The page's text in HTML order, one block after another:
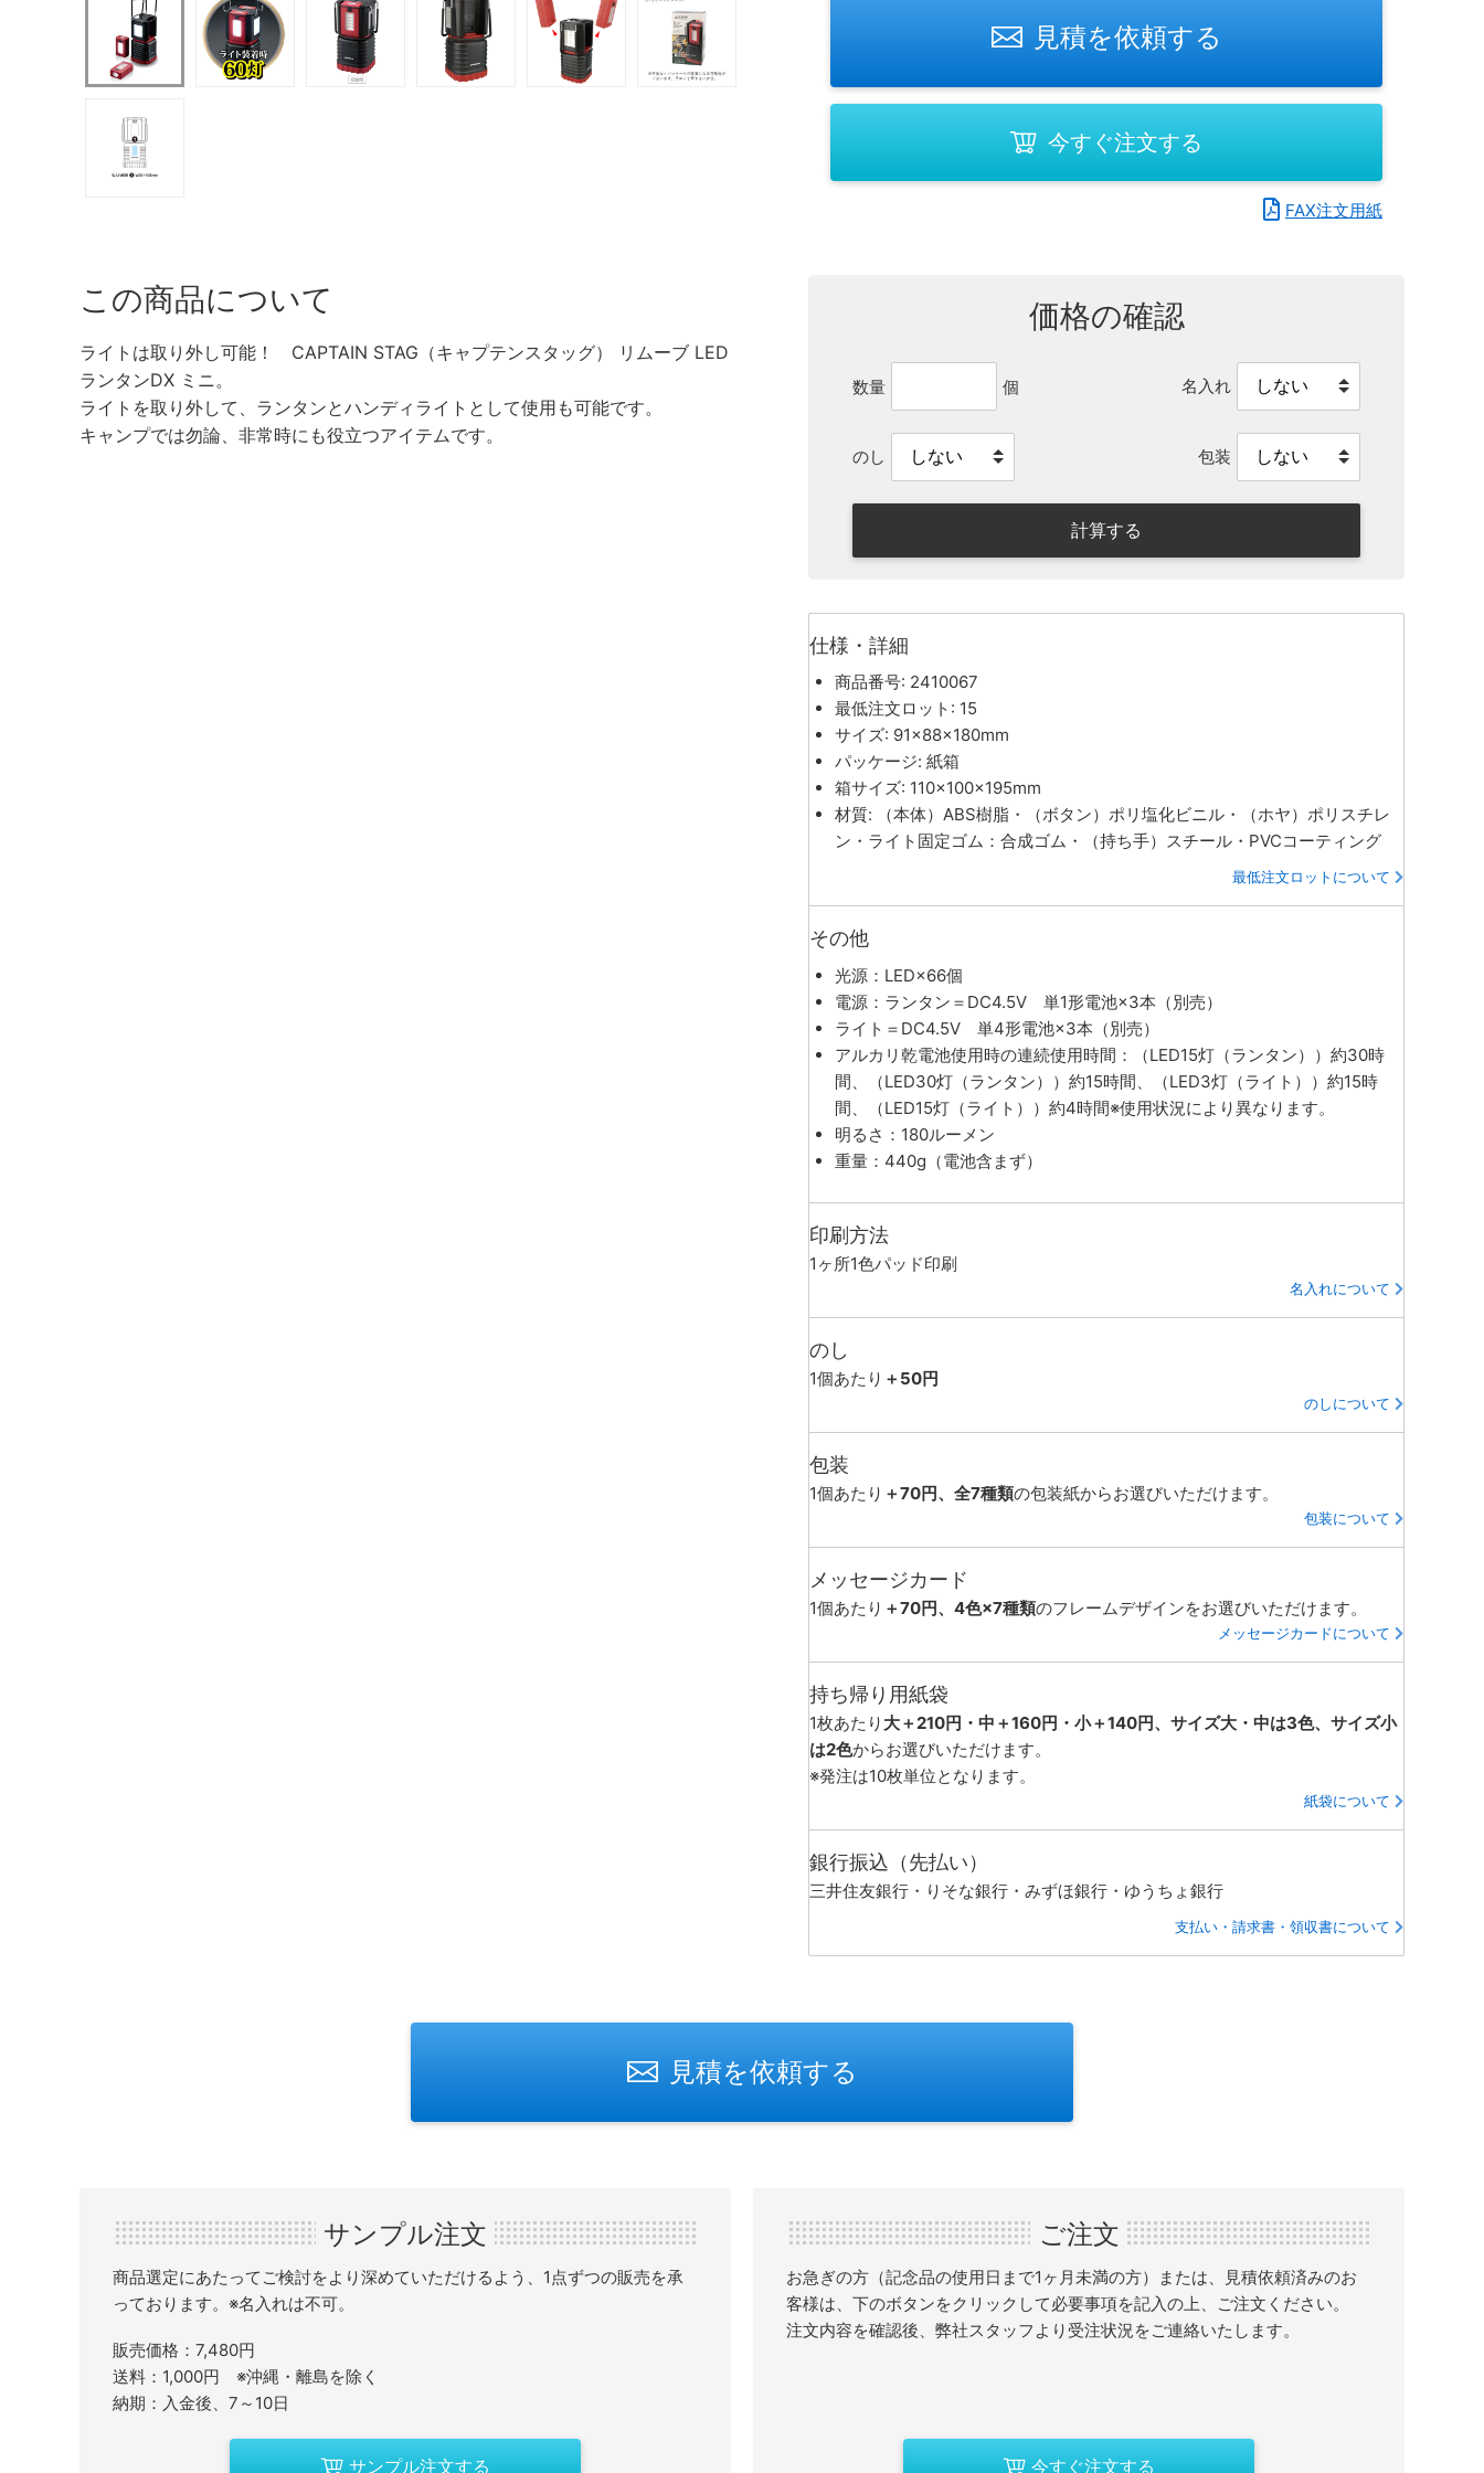
見積を依頼する
今すぐ注文する
FAX注文用紙
この商品について
ライトは取り外し可能！ CAPTAIN STAG（キャプテンスタッグ） リムーブ LED
ランタンDX ミニ。
ライトを取り外して、ランタンとハンディライトとして使用も可能です。
キャンプでは勿論、非常時にも役立つアイテムです。
価格の確認
数量 個 名入れ
のし 包装
計算する
仕様・詳細
商品番号: 2410067
最低注文ロット: 15
サイズ: 91×88×180mm
パッケージ: 紙箱
箱サイズ: 110×100×195mm
材質: （本体）ABS樹脂・（ボタン）ポリ塩化ビニル・（ホヤ）ポリスチレ
ン・ライト固定ゴム：合成ゴム・（持ち手）スチール・PVCコーティング
最低注文ロットについて
その他
光源：LED×66個
電源：ランタン＝DC4.5V 単1形電池×3本（別売）
ライト＝DC4.5V 単4形電池×3本（別売）
アルカリ乾電池使用時の連続使用時間：（LED15灯（ランタン））約30時
間、（LED30灯（ランタン））約15時間、（LED3灯（ライト））約15時
間、（LED15灯（ライト））約4時間※使用状況により異なります。
明るさ：180ルーメン
重量：440g（電池含まず）
印刷方法
1ヶ所1色パッド印刷
名入れについて
のし
1個あたり ＋50円
のしについて
包装
1個あたり ＋70円、全7種類の包装紙からお選びいただけます。
包装について
メッセージカード
1個あたり ＋70円、4色×7種類のフレームデザインをお選びいただけます。
メッセージカードについて
持ち帰り用紙袋
1枚あたり 大＋210円・中＋160円・小＋140円、サイズ大・中は3色、サイズ小
は2色からお選びいただけます。
※発注は10枚単位となります。
紙袋について
銀行振込（先払い）
三井住友銀行・りそな銀行・みずほ銀行・ゆうちょ銀行
支払い・請求書・領収書について
見積を依頼する
サンプル注文
商品選定にあたってご検討をより深めていただけるよう、1点ずつの販売を承
っております。※名入れは不可。
販売価格：7,480円
送料：1,000円 ※沖縄・離島を除く
納期：入金後、7～10日
サンプル注文する
ご注文
お急ぎの方（記念品の使用日まで1ヶ月未満の方）または、見積依頼済みのお
客様は、下のボタンをクリックして必要事項を記入の上、ご注文ください。
注文内容を確認後、弊社スタッフより受注状況をご連絡いたします。
今すぐ注文する